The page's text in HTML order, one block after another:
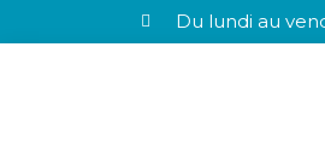
Du lundi au